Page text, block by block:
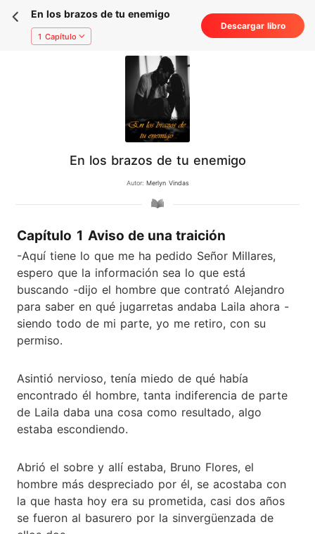
En los brazos de tu enemigo
1 Capítulo
Descargar libro
En los brazos de tu enemigo
Autor: Merlyn Vindas
Capítulo 1 Aviso de una traición
-Aquí tiene lo que me ha pedido Señor Millares,
espero que la información sea lo que está
buscando -dijo el hombre que contrató Alejandro
para saber en qué jugarretas andaba Laila ahora -
siendo todo de mi parte, yo me retiro, con su
permiso.
Asintió nervioso, tenía miedo de qué había
encontrado él hombre, tanta indiferencia de parte
de Laila daba una cosa como resultado, algo
estaba escondiendo.
Abrió el sobre y allí estaba, Bruno Flores, el
hombre más despreciado por él, se acostaba con
la que hasta hoy era su prometida, casi dos años
se fueron al basurero por la sinvergüenzada de